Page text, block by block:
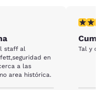
1 reseña
staff al
en
a las
area histórica.
Tal y